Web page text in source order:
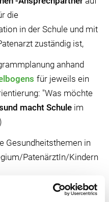
die
in der Schule und mit
zuständig ist,
anhand
für jeweils ein
"Was möchte
macht Schule im
Gesundheitsthemen in
PatenärztIn/Kindern
bei Online-Fortbildungen